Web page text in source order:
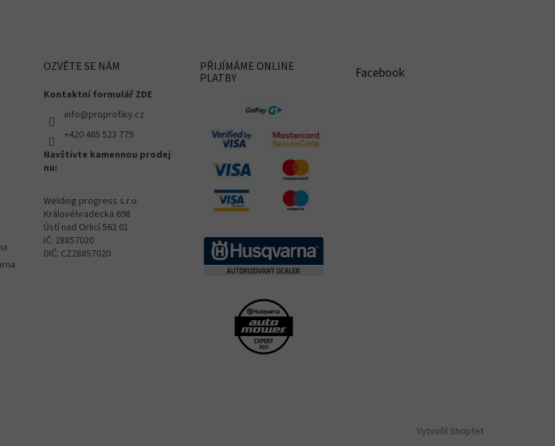
OZVĚTE SE NÁM
Kontaktní formulář ZDE
info@proprofiky.cz
+420 465 523 779
Navštivte kamennou prodej
nu:
Welding progress s.r.o.
Královéhradecká 698
Ústí nad Orlicí 562 01
IČ: 28857020
DIČ: CZ28857020
PŘIJÍMÁME ONLINE
PLATBY Facebook
Vytvořil Shoptet